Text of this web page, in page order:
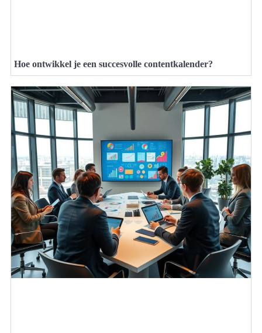
Hoe ontwikkel je een succesvolle contentkalender?